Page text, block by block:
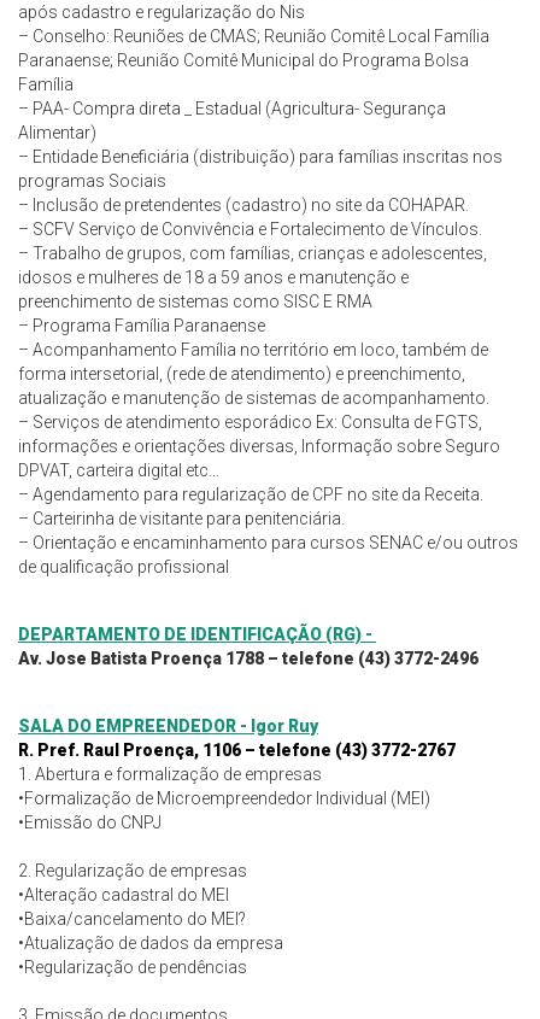
após cadastro e regularização do Nis
– Conselho: Reuniões de CMAS; Reunião Comitê Local Família
Paranaense; Reunião Comitê Municipal do Programa Bolsa
Família
– PAA- Compra direta _ Estadual (Agricultura- Segurança
Alimentar)
– Entidade Beneficiária (distribuição) para famílias inscritas nos
programas Sociais
– Inclusão de pretendentes (cadastro) no site da COHAPAR.
– SCFV Serviço de Convivência e Fortalecimento de Vínculos.
– Trabalho de grupos, com famílias, crianças e adolescentes,
idosos e mulheres de 18 a 59 anos e manutenção e
preenchimento de sistemas como SISC E RMA
– Programa Família Paranaense
– Acompanhamento Família no território em loco, também de
forma intersetorial, (rede de atendimento) e preenchimento,
atualização e manutenção de sistemas de acompanhamento.
– Serviços de atendimento esporádico Ex: Consulta de FGTS,
informações e orientações diversas, Informação sobre Seguro
DPVAT, carteira digital etc…
– Agendamento para regularização de CPF no site da Receita.
– Carteirinha de visitante para penitenciária.
– Orientação e encaminhamento para cursos SENAC e/ou outros
de qualificação profissional
DEPARTAMENTO DE IDENTIFICAÇÃO (RG) -
Av. Jose Batista Proença 1788 – telefone (43) 3772-2496
SALA DO EMPREENDEDOR - Igor Ruy
R. Pref. Raul Proença, 1106 – telefone (43) 3772-2767
1. Abertura e formalização de empresas
•Formalização de Microempreendedor Individual (MEI)
•Emissão do CNPJ
2. Regularização de empresas
•Alteração cadastral do MEI
•Baixa/cancelamento do MEI?
•Atualização de dados da empresa
•Regularização de pendências